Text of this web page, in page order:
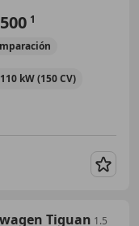
1
110 kW (150 CV)
Tiguan 1.5